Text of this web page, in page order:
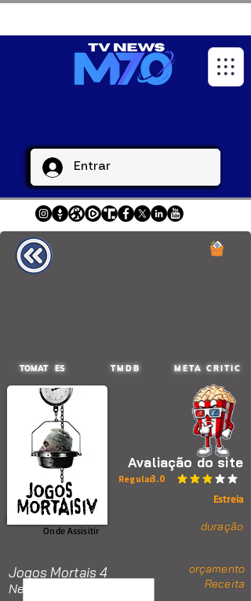
Entrar
TOMAT ES TMDB META CRITIC
Avaliação do site
3.0
classificação média é
Regular
Estreia
duração
orçamento
Receita
Onde Assisitir
Jogos Mortais 4
Nenhum item.